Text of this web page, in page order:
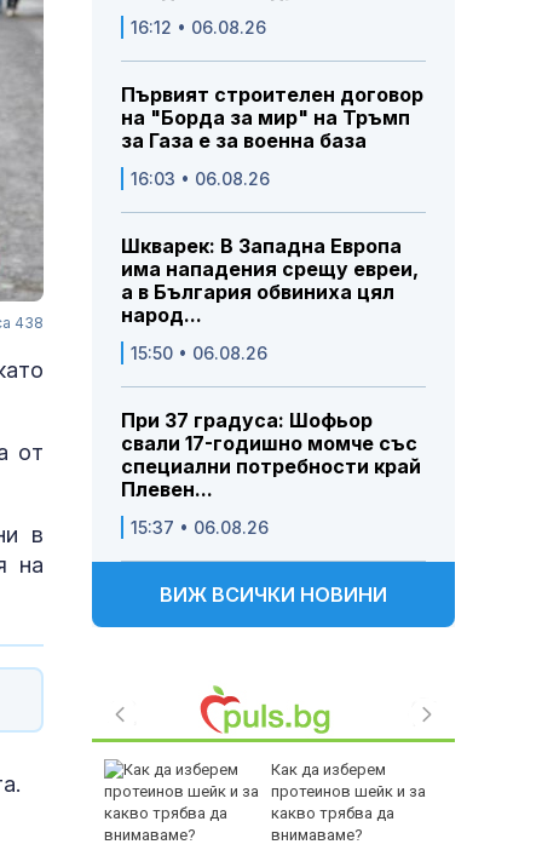
438
от
в
на
16:12 • 06.08.26
Първият строителен договор
на "Борда за мир" на Тръмп
за Газа е за военна база
16:03 • 06.08.26
Шкварек: В Западна Европа
има нападения срещу евреи,
а в България обвиниха цял
народ...
15:50 • 06.08.26
При 37 градуса: Шофьор
свали 17-годишно момче със
специални потребности край
Плевен...
15:37 • 06.08.26
ВИЖ ВСИЧКИ НОВИНИ
Как да изберем
протеинов шейк и за
какво трябва да
внимаваме?